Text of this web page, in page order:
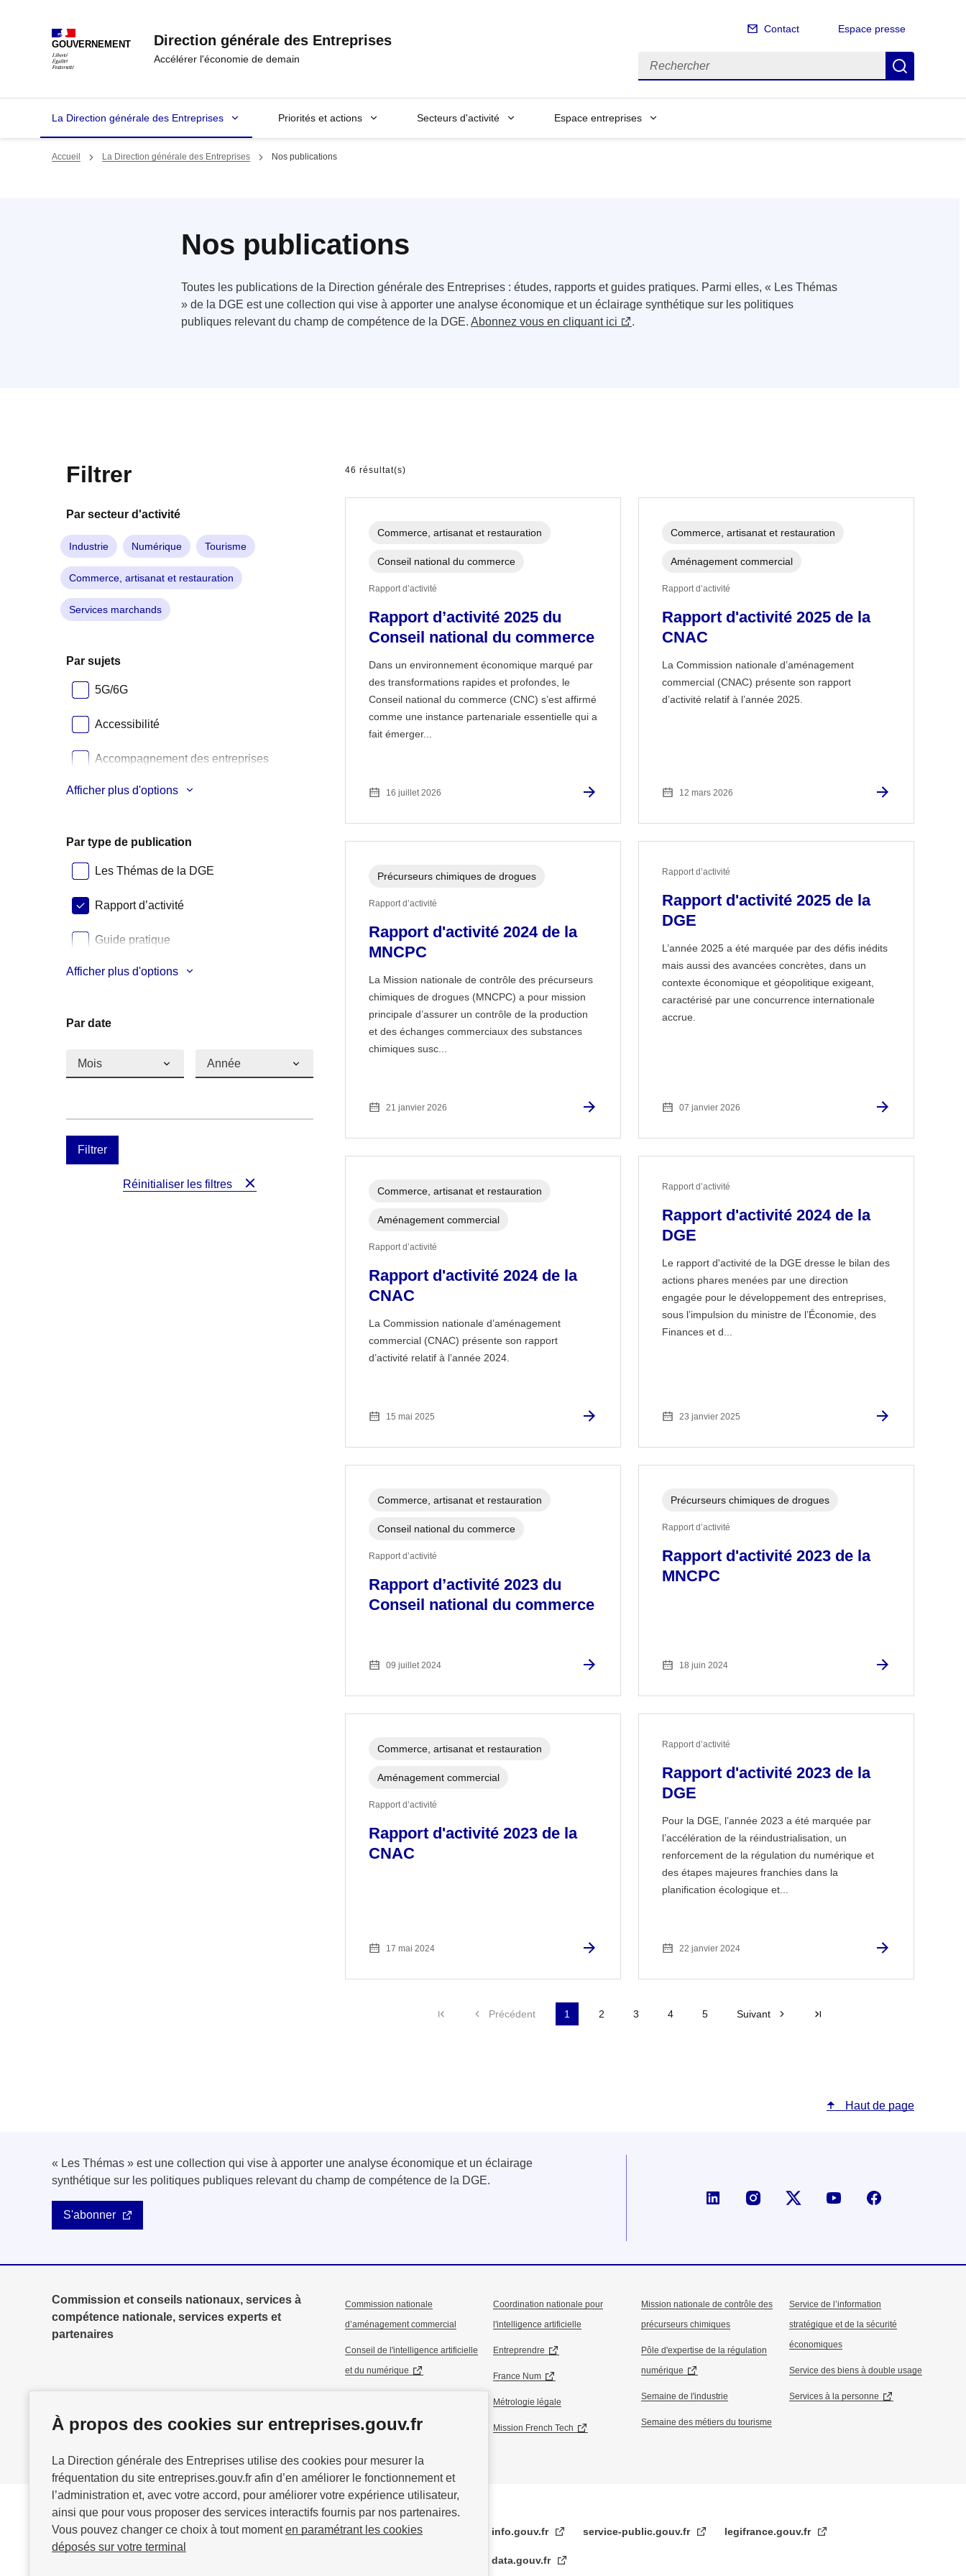
À propos des cookies sur entreprises.gouv.fr
La Direction générale des Entreprises utilise des cookies pour mesurer la
fréquentation du site entreprises.gouv.fr afin d’en améliorer le fonctionnement et
l’administration et, avec votre accord, pour améliorer votre expérience utilisateur,
ainsi que pour vous proposer des services interactifs fournis par nos partenaires.
Vous pouvez changer ce choix à tout momenten paramétrant les cookies
déposés sur votre terminal
GOUVERNEMENT Direction générale des Entreprises
Accélérer l'économie de demain
Contact Espace presse
Rechercher
La Direction générale des Entreprises Priorités et actions Secteurs d'activité Espace entreprises
Accueil La Direction générale des Entreprises Nos publications
Nos publications
Toutes les publications de la Direction générale des Entreprises : études, rapports et guides pratiques. Parmi elles, « Les Thémas
» de la DGE est une collection qui vise à apporter une analyse économique et un éclairage synthétique sur les politiques
publiques relevant du champ de compétence de la DGE. Abonnez vous en cliquant ici .
Filtrer
Par secteur d'activité
Industrie Numérique Tourisme
Commerce, artisanat et restauration
Services marchands
Par sujets
5G/6G
Accessibilité
Accompagnement des entreprises
Aéronautique
Afficher plus d'options
Par type de publication
Les Thémas de la DGE
Rapport d’activité
Guide pratique
Rapport
Afficher plus d'options
Par date
46 résultat(s)
Rapport d’activité 2025 du
Conseil national du commerce
Dans un environnement économique marqué par
des transformations rapides et profondes, le
Conseil national du commerce (CNC) s’est affirmé
comme une instance partenariale essentielle qui a
fait émerger...
Commerce, artisanat et restauration
Conseil national du commerce
Rapport d’activité
16 juillet 2026
Rapport d'activité 2025 de la
CNAC
La Commission nationale d’aménagement
commercial (CNAC) présente son rapport
d’activité relatif à l’année 2025.
Commerce, artisanat et restauration
Aménagement commercial
Rapport d’activité
12 mars 2026
Rapport d'activité 2024 de la
MNCPC
La Mission nationale de contrôle des précurseurs
chimiques de drogues (MNCPC) a pour mission
principale d’assurer un contrôle de la production
et des échanges commerciaux des substances
chimiques susc...
Précurseurs chimiques de drogues
Rapport d’activité
21 janvier 2026
Rapport d'activité 2025 de la
DGE
L’année 2025 a été marquée par des défis inédits
mais aussi des avancées concrètes, dans un
contexte économique et géopolitique exigeant,
caractérisé par une concurrence internationale
accrue.
Rapport d’activité
07 janvier 2026
Rapport d'activité 2024 de la
CNAC
La Commission nationale d’aménagement
commercial (CNAC) présente son rapport
d’activité relatif à l’année 2024.
Commerce, artisanat et restauration
Aménagement commercial
Rapport d’activité
15 mai 2025
Rapport d'activité 2024 de la
DGE
Le rapport d'activité de la DGE dresse le bilan des
actions phares menées par une direction
engagée pour le développement des entreprises,
sous l’impulsion du ministre de l’Économie, des
Finances et d...
Rapport d’activité
23 janvier 2025
Rapport d’activité 2023 du
Conseil national du commerce
Commerce, artisanat et restauration
Conseil national du commerce
Rapport d’activité
09 juillet 2024
Rapport d'activité 2023 de la
MNCPC
Précurseurs chimiques de drogues
Rapport d’activité
18 juin 2024
Rapport d'activité 2023 de la
CNAC
Commerce, artisanat et restauration
Aménagement commercial
Rapport d’activité
17 mai 2024
Rapport d'activité 2023 de la
DGE
Pour la DGE, l’année 2023 a été marquée par
l’accélération de la réindustrialisation, un
renforcement de la régulation du numérique et
des étapes majeures franchies dans la
planification écologique et...
Rapport d’activité
22 janvier 2024
Première page
Précédent 1 2 3 4 5 Suivant
Haut de page
« Les Thémas » est une collection qui vise à apporter une analyse économique et un éclairage
synthétique sur les politiques publiques relevant du champ de compétence de la DGE.
S'abonner
Page LinkedIn de la DGECompte X (ex-Twitter) de la
Commission et conseils nationaux, services à
compétence nationale, services experts et
partenaires
Commission nationale
d’aménagement commercial
Conseil de l'intelligence artificielle
et du numérique
Conseil national du commerce
Coordination nationale pour
l'intelligence artificielle
Entreprendre
France Num
Métrologie légale
Mission French Tech
Mission nationale de contrôle des
précurseurs chimiques
Pôle d'expertise de la régulation
numérique
Semaine de l'industrie
Semaine des métiers du tourisme
Service de l’information
stratégique et de la sécurité
économiques
Service des biens à double usage
Services à la personne
GOUVERNEMENT info.gouv.fr service-public.gouv.fr legifrance.gouv.fr
data.gouv.fr